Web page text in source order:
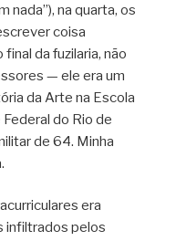
nada”), na quarta, os
coisa
da fuzilaria, não
— ele era um
da Arte na Escola
do Rio de
de 64. Minha
era
infiltrados pelos